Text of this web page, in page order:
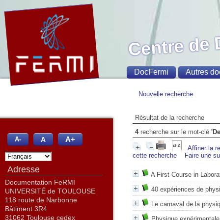
Nouvelle recherche
Résultat de la recherche
4recherche sur le mot-clé
Affiner la
cette recherche
Faire une
A First Course in
40 expériences de
Le carnaval de la
Centre de
DocFermi Autres
A- A A+
Adresse
Documentation FeRMI
UNIVERSITÉ de TOULOUSE
118 route de Narbonne
Bâtiment 3R4
31062 Toulouse cedex